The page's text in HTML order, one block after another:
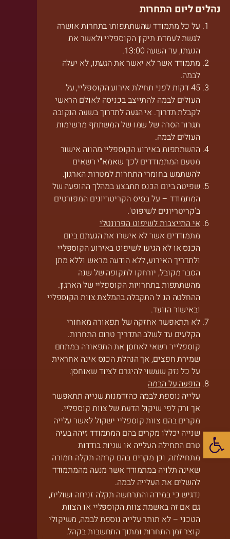
פתח סרגל נגישות
נהלים ליום התחרות
על כל מתמודד שהשתתפותו בתחרות אושרה
לגשת לעמדת תיקון הקוספליי ולאשר את
הגעתו, עד השעה 13:00.
מתמודד אשר לא יאשר את הגעתו, לא יעלה
לבמה.
45 דקות לפני תחילת אירוע הקוספליי, על
העולים לבמה להתייצב בכניסה לאולם הראשי
לקבלת תדרוך. אי הגעה לתדרוך בשעה הנקובה
תגרור הסרה של שמו של המשתתף מרשימות
העולים לבמה.
ההשתתפות באירוע הקוספליי מהווה אישור
מטעם המתמודדים לכך שאמא"י רשאים
להשתמש בחומרי התחרות למטרות הארגון.
שפיטה ביום הכנס תתבצע במהלך ההופעה של
המתמודד – על בסיס הקריטריונים המפורטים
ב'קריטריונים לשיפוט'.
אי התייצבות לשיפוט הפרונטלי
מתמודדים אשר לא אישרו את הגעתם ביום
הכנס או לא הגיעו לשיפוט באירוע הקוספליי
ולתדריך האירוע, ללא הודעה מראש וללא מתן
הסבר מקובל, יורחקו לתקופה של שנה
מהשתתפות בתחרויות הקוספליי של הארגון.
ההחלטה הנ"ל התקבלה בהמלצת צוות הקוספליי
ובאישור הוועד.
לא תתאפשר אחזקה של תפאורה מאחורי
הקלעים עד לשלב התדריך טרום התחרות.
קוספלייר רשאי לאחסן את התפאורה במתחם
שמירת חפצים, אך הנהלת הכנס אינה אחראית
על כל נזק שעשוי להיגרם לציוד שאוחסן.
הופעה על הבמה
עלייה נוספת לבמה כהזדמנות שנייה תתאפשר
אך ורק לפי שיקול הדעת של צוות קוספליי.
מקרים בהם צוות קוספליי ישקול לאשר עלייה
שנייה יכללו מקרים בהם המתמודד זיהה בעיה
טרם התחילה העלייה או שניות בודדות
מתחילתה, וכן מקרים בהם קרתה תקלה חמורה
שאינה תלויה במתמודד אשר מנעה מהמתמודד
להשלים את העלייה לבמה.
נדגיש כי במידה והתרחשה תקלה זניחה ושולית,
גם אם זה באשמת צוות הקוספליי או הצוות
הטכני – לא תותר עלייה נוספת לבמה, משיקולי
קוצר זמן התחרות ומתוך התחשבות בקהל.